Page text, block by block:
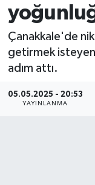
Çanakkale'de
getirmek
adım attı.
05.05.2025 - 20:53
YAYINLANMA
Eğitim
Ekonomi
Genel
Gündem
Haber Arşivi